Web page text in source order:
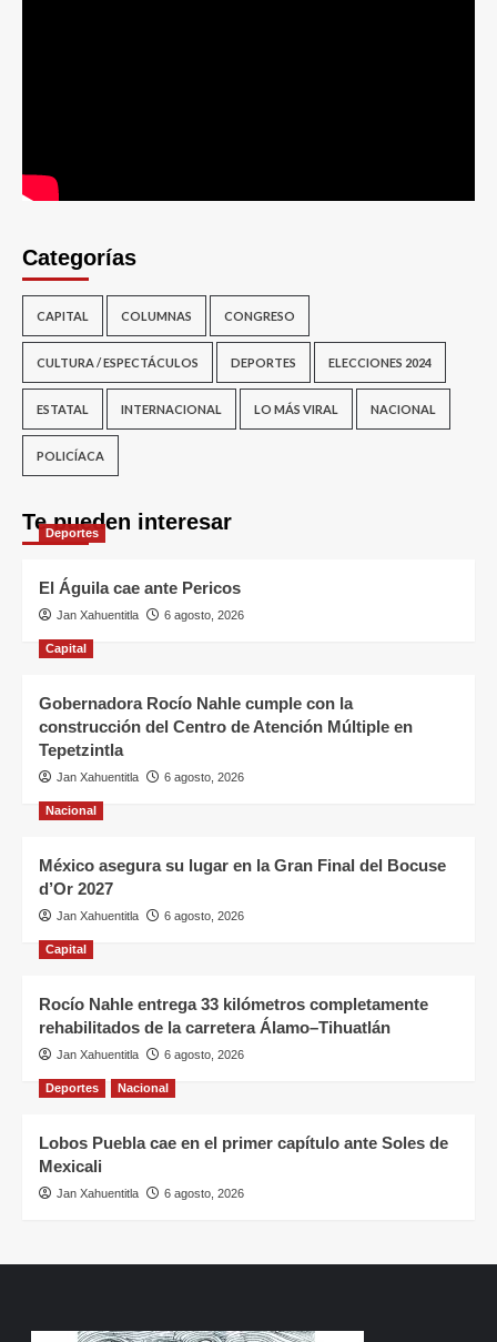
Categorías
CAPITAL COLUMNAS CONGRESO
CULTURA / ESPECTÁCULOS DEPORTES ELECCIONES 2024
ESTATAL INTERNACIONAL LO MÁS VIRAL NACIONAL
POLICÍACA
Te pueden interesar
Deportes
El Águila cae ante Pericos
Jan Xahuentitla 6 agosto, 2026
Capital
Gobernadora Rocío Nahle cumple con la
construcción del Centro de Atención Múltiple en
Tepetzintla
Jan Xahuentitla 6 agosto, 2026
Nacional
México asegura su lugar en la Gran Final del Bocuse
d’Or 2027
Jan Xahuentitla 6 agosto, 2026
Capital
Rocío Nahle entrega 33 kilómetros completamente
rehabilitados de la carretera Álamo–Tihuatlán
Jan Xahuentitla 6 agosto, 2026
Deportes Nacional
Lobos Puebla cae en el primer capítulo ante Soles de
Mexicali
Jan Xahuentitla 6 agosto, 2026